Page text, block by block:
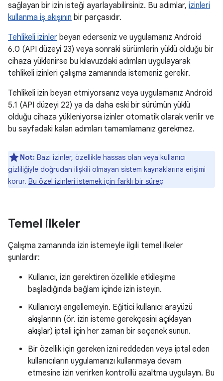
sağlayan bir izin isteği ayarlayabilirsiniz. Bu adımlar, izinleri
kullanma iş akışının bir parçasıdır.
Tehlikeli izinler beyan ederseniz ve uygulamanız Android
6.0 (API düzeyi 23) veya sonraki sürümlerin yüklü olduğu bir
cihaza yüklenirse bu kılavuzdaki adımları uygulayarak
tehlikeli izinleri çalışma zamanında istemeniz gerekir.
Tehlikeli izin beyan etmiyorsanız veya uygulamanız Android
5.1 (API düzeyi 22) ya da daha eski bir sürümün yüklü
olduğu cihaza yükleniyorsa izinler otomatik olarak verilir ve
bu sayfadaki kalan adımları tamamlamanız gerekmez.
Not: Bazı izinler, özellikle hassas olan veya kullanıcı
gizliliğiyle doğrudan ilişkili olmayan sistem kaynaklarına erişimi
korur. Bu özel izinleri istemek için farklı bir süreç
Temel ilkeler
Çalışma zamanında izin istemeyle ilgili temel ilkeler
şunlardır:
Kullanıcı, izin gerektiren özellikle etkileşime
başladığında bağlam içinde izin isteyin.
Kullanıcıyı engellemeyin. Eğitici kullanıcı arayüzü
akışlarının (ör. izin isteme gerekçesini açıklayan
akışlar) iptali için her zaman bir seçenek sunun.
Bir özellik için gereken izni reddeden veya iptal eden
kullanıcıların uygulamanızı kullanmaya devam
etmesine izin verirken kontrollü azaltma uygulayın. Bu